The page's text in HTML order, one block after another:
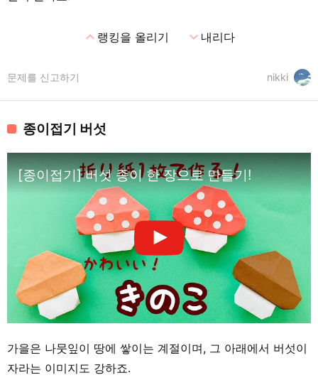
expand_less랭킹을 올리기 expand_more내리다
nikki
문제를 신고하기
종이접기 버섯
[종이접기] 버섯 종이 한 장으로 만들기!
가을은 나뭇잎이 땅에 쌓이는 계절이며, 그 아래에서 버섯이
자라는 이미지도 강하죠.